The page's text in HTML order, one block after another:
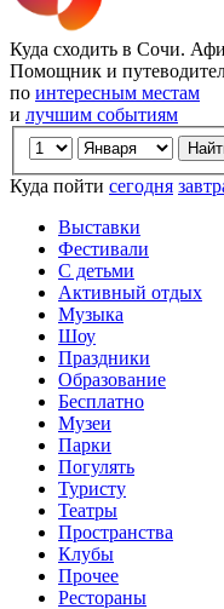
Куда сходить в Сочи.
Помощник и
по интересным местам
и лучшим событиям
Куда пойти сегодня
Выставки
Фестивали
С детьми
Активный отдых
Музыка
Шоу
Праздники
Образование
Бесплатно
Музеи
Парки
Погулять
Туристу
Театры
Пространства
Клубы
Прочее
Рестораны